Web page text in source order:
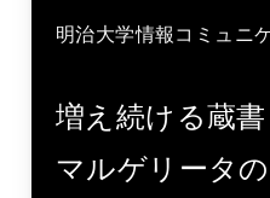
明治大学情報コミュニ
増え続ける蔵書
マルゲリータ